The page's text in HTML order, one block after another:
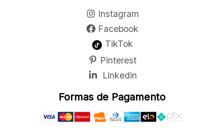
Instagram
Facebook
TikTok
Pinterest
Linkedin
Formas de Pagamento